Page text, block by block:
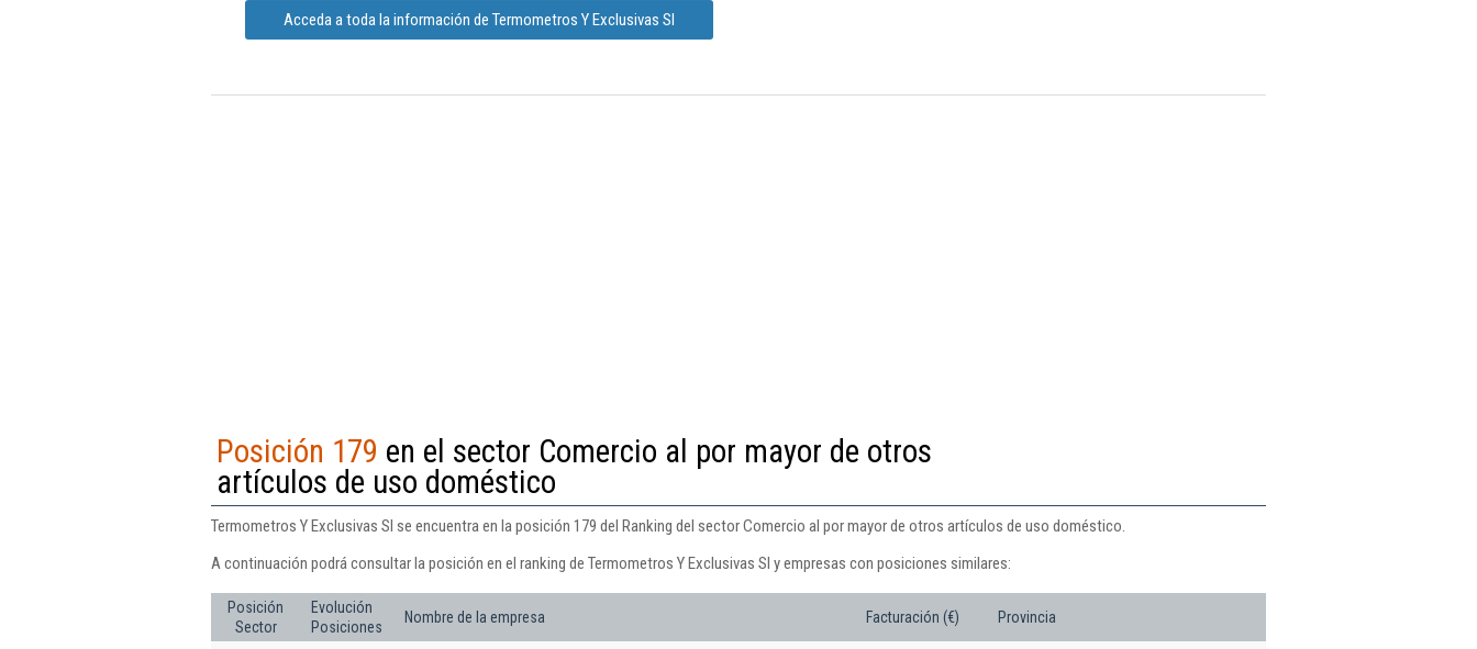
Acceda a toda la información de Termometros Y Exclusivas Sl
Posición 179 en el sector Comercio al por mayor de otros
artículos de uso doméstico
Termometros Y Exclusivas Sl se encuentra en la posición 179 del Ranking del sector Comercio al por mayor de otros artículos de uso doméstico.
A continuación podrá consultar la posición en el ranking de Termometros Y Exclusivas Sl y empresas con posiciones similares:
Posición
Sector
Evolución
Posiciones
Nombre de la empresa Facturación (€) Provincia